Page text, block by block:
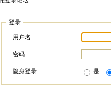
登录
用户名
密码
隐身登录 是